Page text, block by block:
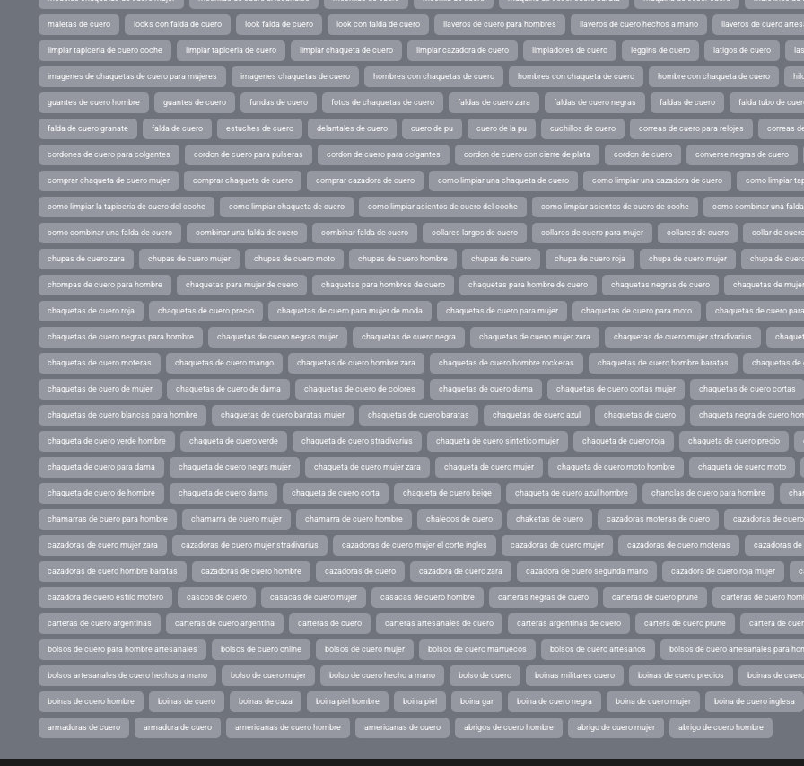
maletas de cuero looks con falda de cuero look falda de cuero look con falda de cuero llaveros de cuero para hombres llaveros de cuero hechos a mano llaveros de cuero
limpiar tapiceria de cuero coche limpiar tapiceria de cuero limpiar chaqueta de cuero limpiar cazadora de cuero limpiadores de cuero leggins de cuero latigos de cuero
imagenes de chaquetas de cuero para mujeres imagenes chaquetas de cuero hombres con chaquetas de cuero hombres con chaqueta de cuero hombre con chaqueta de cuero
guantes de cuero hombre guantes de cuero fundas de cuero fotos de chaquetas de cuero faldas de cuero zara faldas de cuero negras faldas de cuero falda tubo de
falda de cuero granate falda de cuero estuches de cuero delantales de cuero cuero de pu cuero de la pu cuchillos de cuero correas de cuero para relojes correas
cordones de cuero para colgantes cordon de cuero para pulseras cordon de cuero para colgantes cordon de cuero con cierre de plata cordon de cuero converse negras de cuero
comprar chaqueta de cuero mujer comprar chaqueta de cuero comprar cazadora de cuero como limpiar una chaqueta de cuero como limpiar una cazadora de cuero como limpiar
como limpiar la tapiceria de cuero del coche como limpiar chaqueta de cuero como limpiar asientos de cuero del coche como limpiar asientos de cuero de coche como combinar una
como combinar una falda de cuero combinar una falda de cuero combinar falda de cuero collares largos de cuero collares de cuero para mujer collares de cuero collar de cuero
chupas de cuero zara chupas de cuero mujer chupas de cuero moto chupas de cuero hombre chupas de cuero chupa de cuero roja chupa de cuero mujer chupa de
chompas de cuero para hombre chaquetas para mujer de cuero chaquetas para hombres de cuero chaquetas para hombre de cuero chaquetas negras de cuero chaquetas de
chaquetas de cuero roja chaquetas de cuero precio chaquetas de cuero para mujer de moda chaquetas de cuero para mujer chaquetas de cuero para moto chaquetas de cuero
chaquetas de cuero negras para hombre chaquetas de cuero negras mujer chaquetas de cuero negra chaquetas de cuero mujer zara chaquetas de cuero mujer stradivarius
chaquetas de cuero moteras chaquetas de cuero mango chaquetas de cuero hombre zara chaquetas de cuero hombre rockeras chaquetas de cuero hombre baratas chaquetas de
chaquetas de cuero de mujer chaquetas de cuero de dama chaquetas de cuero de colores chaquetas de cuero dama chaquetas de cuero cortas mujer chaquetas de cuero cortas
chaquetas de cuero blancas para hombre chaquetas de cuero baratas mujer chaquetas de cuero baratas chaquetas de cuero azul chaquetas de cuero chaqueta negra de cuero
chaqueta de cuero verde hombre chaqueta de cuero verde chaqueta de cuero stradivarius chaqueta de cuero sintetico mujer chaqueta de cuero roja chaqueta de cuero precio
chaqueta de cuero para dama chaqueta de cuero negra mujer chaqueta de cuero mujer zara chaqueta de cuero mujer chaqueta de cuero moto hombre chaqueta de cuero moto
chaqueta de cuero de hombre chaqueta de cuero dama chaqueta de cuero corta chaqueta de cuero beige chaqueta de cuero azul hombre chanclas de cuero para hombre
chamarras de cuero para hombre chamarra de cuero mujer chamarra de cuero hombre chalecos de cuero chaketas de cuero cazadoras moteras de cuero cazadoras de
cazadoras de cuero mujer zara cazadoras de cuero mujer stradivarius cazadoras de cuero mujer el corte ingles cazadoras de cuero mujer cazadoras de cuero moteras cazadoras de
cazadoras de cuero hombre baratas cazadoras de cuero hombre cazadoras de cuero cazadora de cuero zara cazadora de cuero segunda mano cazadora de cuero roja mujer
cazadora de cuero estilo motero cascos de cuero casacas de cuero mujer casacas de cuero hombre carteras negras de cuero carteras de cuero prune carteras de cuero
carteras de cuero argentinas carteras de cuero argentina carteras de cuero carteras artesanales de cuero carteras argentinas de cuero cartera de cuero prune cartera de
bolsos de cuero para hombre artesanales bolsos de cuero online bolsos de cuero mujer bolsos de cuero marruecos bolsos de cuero artesanos bolsos de cuero artesanales para
bolsos artesanales de cuero hechos a mano bolso de cuero mujer bolso de cuero hecho a mano bolso de cuero boinas militares cuero boinas de cuero precios boinas de
boinas de cuero hombre boinas de cuero boinas de caza boina piel hombre boina piel boina gar boina de cuero negra boina de cuero mujer boina de cuero inglesa
armaduras de cuero armadura de cuero americanas de cuero hombre americanas de cuero abrigos de cuero hombre abrigo de cuero mujer abrigo de cuero hombre